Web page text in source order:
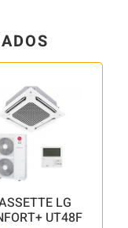
LG
UT48F